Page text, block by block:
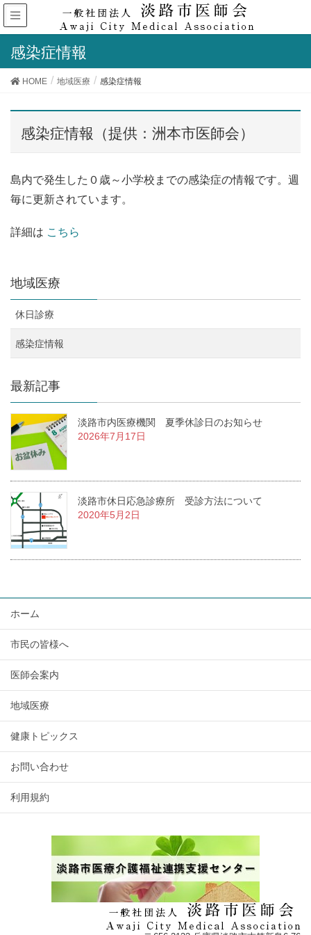
感染症情報
HOME 地域医療 感染症情報
感染症情報（提供：洲本市医師会）
島内で発生した０歳～小学校までの感染症の情報です。週
毎に更新されています。
詳細は こちら
地域医療
休日診療
感染症情報
最新記事
淡路市内医療機関 夏季休診日のお知らせ
2026年7月17日
淡路市休日応急診療所 受診方法について
2020年5月2日
ホーム
市民の皆様へ
医師会案内
地域医療
健康トピックス
お問い合わせ
利用規約